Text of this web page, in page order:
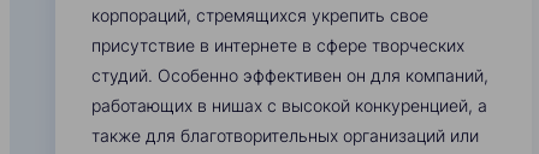
корпораций, стремящихся укрепить свое
присутствие в интернете в сфере творческих
студий. Особенно эффективен он для компаний,
работающих в нишах с высокой конкуренцией, а
также для благотворительных организаций или